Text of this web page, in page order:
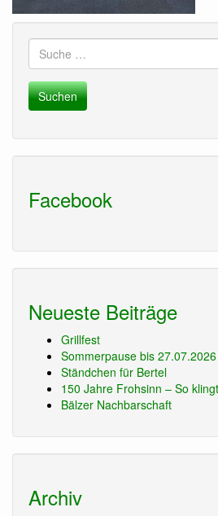
Suche
nach:
Facebook
Neueste Beiträge
Grillfest
Sommerpause bis 27.07.2026
Ständchen für Bertel
150 Jahre Frohsinn – So
Bälzer Nachbarschaft
Archiv